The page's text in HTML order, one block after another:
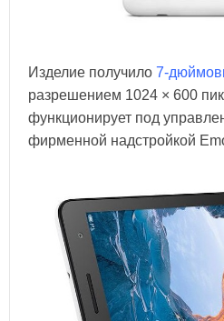
Изделие получило 7-
разрешением 1024 × 600
функционирует под
фирменной надстройкой